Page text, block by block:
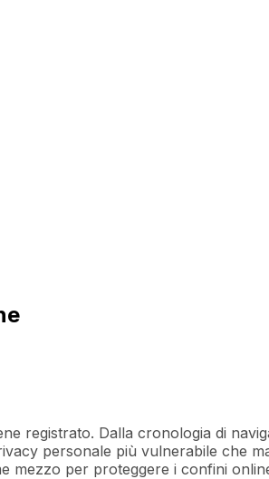
registrato. Dalla cronologia di
personale più vulnerabile che
mezzo per proteggere i confini